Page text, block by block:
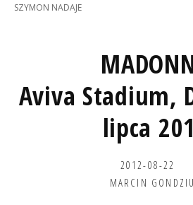
SZYMON NADAJE
Aviva Stadium,
lipca
2012-08-22
MARCIN